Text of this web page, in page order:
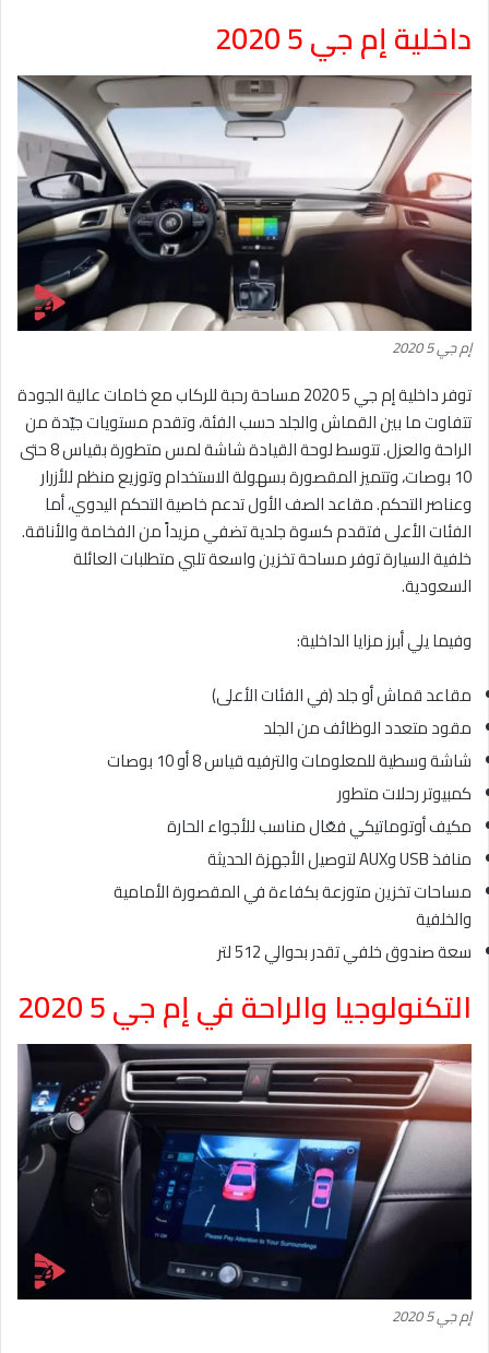
داخلية إم جي 5 2020
إم جي 5 2020
توفر داخلية إم جي 5 2020 مساحة رحبة للركاب مع خامات عالية الجودة
تتفاوت ما بين القماش والجلد حسب الفئة، وتقدم مستويات جيّدة من
الراحة والعزل. تتوسط لوحة القيادة شاشة لمس متطورة بقياس 8 حتى
10 بوصات، وتتميز المقصورة بسهولة الاستخدام وتوزيع منظم للأزرار
وعناصر التحكم. مقاعد الصف الأول تدعم خاصية التحكم اليدوي، أما
الفئات الأعلى فتقدم كسوة جلدية تضفي مزيداً من الفخامة والأناقة.
خلفية السيارة توفر مساحة تخزين واسعة تلبي متطلبات العائلة
السعودية.
وفيما يلي أبرز مزايا الداخلية:
مقاعد قماش أو جلد (في الفئات الأعلى)
مقود متعدد الوظائف من الجلد
شاشة وسطية للمعلومات والترفيه قياس 8 أو 10 بوصات
كمبيوتر رحلات متطور
مكيف أوتوماتيكي فعّال مناسب للأجواء الحارة
منافذ USB وAUX لتوصيل الأجهزة الحديثة
مساحات تخزين متوزعة بكفاءة في المقصورة الأمامية
والخلفية
سعة صندوق خلفي تقدر بحوالي 512 لتر
التكنولوجيا والراحة في إم جي 5 2020
إم جي 5 2020